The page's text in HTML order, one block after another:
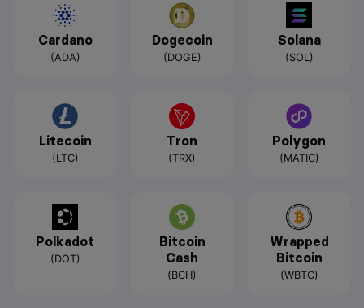
Cardano
(ADA)
Dogecoin
(DOGE)
Solana
(SOL)
Litecoin
(LTC)
Tron
(TRX)
Polygon
(MATIC)
Polkadot
(DOT)
Bitcoin
Cash
(BCH)
Wrapped
Bitcoin
(WBTC)